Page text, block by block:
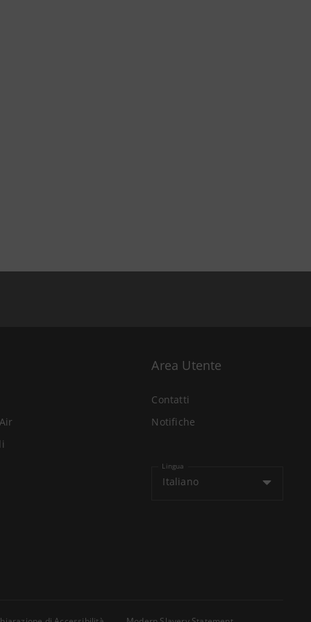
Area Utente
Contatti
Notifiche
Lingua
Italiano